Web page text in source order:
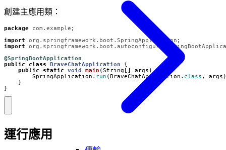
創建主應用類：
package com.example ;
import
org.springframework.boot.SpringApplication ;
import
@SpringBootApplication
public
class BraveChatApplication
{
public
static void main (String [] args )
{
SpringApplication . run (BraveChatApplication . class , args
}
}
運行應用